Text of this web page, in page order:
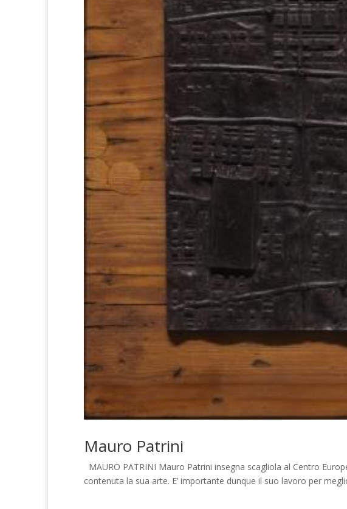
Mauro Patrini
MAURO PATRINI Mauro Patrini insegna scagliola al Centro
contenuta la sua arte. E’ importante dunque il suo lavoro per